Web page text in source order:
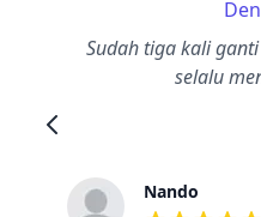
Sudah tiga kali
selalu
Nando